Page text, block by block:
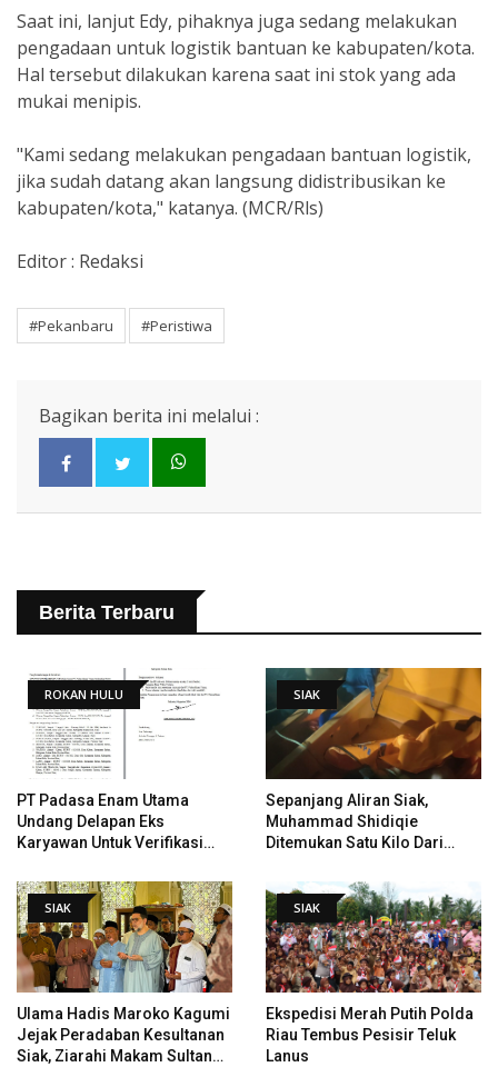
Saat ini, lanjut Edy, pihaknya juga sedang melakukan
pengadaan untuk logistik bantuan ke kabupaten/kota.
Hal tersebut dilakukan karena saat ini stok yang ada
mukai menipis.
"Kami sedang melakukan pengadaan bantuan logistik,
jika sudah datang akan langsung didistribusikan ke
kabupaten/kota," katanya. (MCR/Rls)
Editor : Redaksi
#Pekanbaru #Peristiwa
Bagikan berita ini melalui :
Berita Terbaru
ROKAN HULU
PT Padasa Enam Utama
Undang Delapan Eks
Karyawan Untuk Verifikasi
PHI
SIAK
Sepanjang Aliran Siak,
Muhammad Shidiqie
Ditemukan Satu Kilo Dari
SIAK
Ulama Hadis Maroko Kagumi
Jejak Peradaban Kesultanan
Siak, Ziarahi Makam Sultan
SIAK
Ekspedisi Merah Putih Polda
Riau Tembus Pesisir Teluk
Lanus